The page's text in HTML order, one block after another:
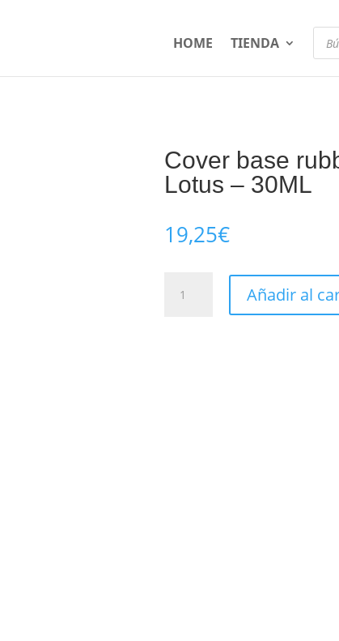
HOME TIENDA
Cover base
Lotus – 30ML
19,25€
base
Añadir al